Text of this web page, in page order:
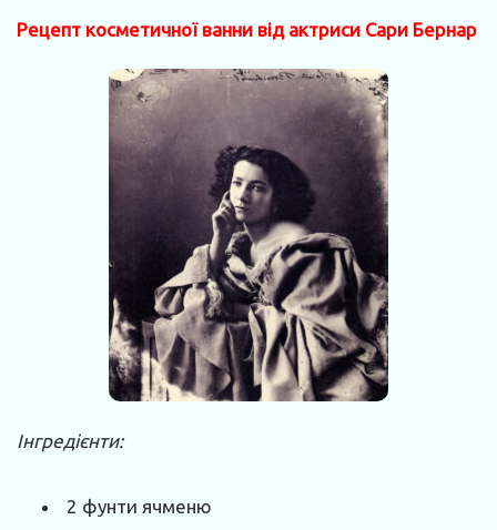
Рецепт косметичної ванни від актриси Сари Бернар
Інгредієнти:
2 фунти ячменю